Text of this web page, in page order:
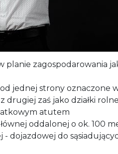
i spokojnej okolicy,
- Jastrzębskiej.
planie zagospodarowania
od jednej strony oznaczone
drugiej zaś jako działki
atutem
oddalonej o ok. 100
dojazdowej do